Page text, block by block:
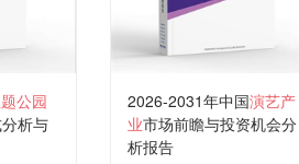
公园
析与
2026-2031年中国演艺产
业市场前瞻与投资机会分
析报告